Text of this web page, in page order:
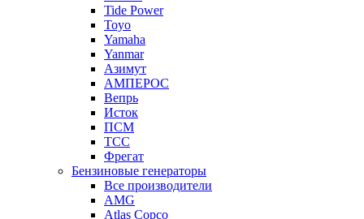
Tide Power
Toyo
Yamaha
Yanmar
Азимут
АМПЕРОС
Вепрь
Исток
ПСМ
ТСС
Фрегат
Бензиновые генераторы
Все производители
AMG
Atlas Copco